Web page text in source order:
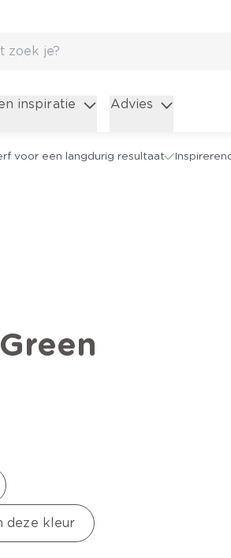
inspiratie Advies
voor een langdurig resultaat
deze kleur